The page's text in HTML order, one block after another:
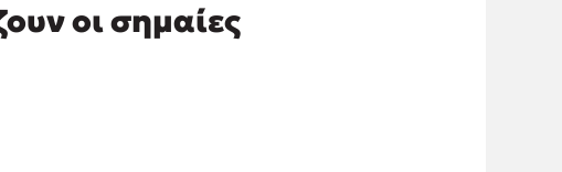
οι σημαίες